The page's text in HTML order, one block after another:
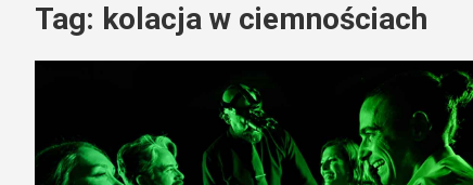
Tag: kolacja w ciemnościach